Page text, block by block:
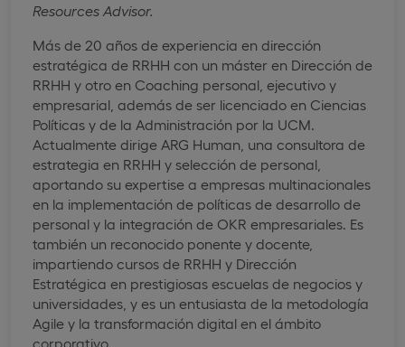
Resources Advisor.
Más de 20 años de experiencia en dirección
estratégica de RRHH con un máster en Dirección de
RRHH y otro en Coaching personal, ejecutivo y
empresarial, además de ser licenciado en Ciencias
Políticas y de la Administración por la UCM.
Actualmente dirige ARG Human, una consultora de
estrategia en RRHH y selección de personal,
aportando su expertise a empresas multinacionales
en la implementación de políticas de desarrollo de
personal y la integración de OKR empresariales. Es
también un reconocido ponente y docente,
impartiendo cursos de RRHH y Dirección
Estratégica en prestigiosas escuelas de negocios y
universidades, y es un entusiasta de la metodología
Agile y la transformación digital en el ámbito
corporativo.